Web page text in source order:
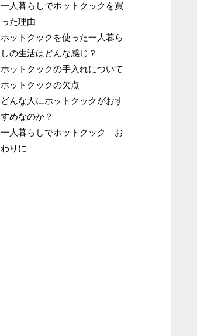
一人暮らしでホットクックを買
った理由
ホットクックを使った一人暮ら
しの生活はどんな感じ？
ホットクックの手入れについて
ホットクックの欠点
どんな人にホットクックがおす
すめなのか？
一人暮らしでホットクック お
わりに